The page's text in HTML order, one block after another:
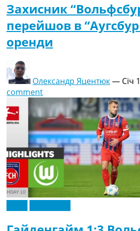
Захисник
перейшов в
оренди
Олександр Яцентюк— Січ
comment